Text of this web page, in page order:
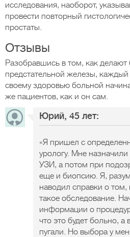
исследования, наоборот,
провести повторный
простаты.
Отзывы
Разобравшись в том, как
предстательной железы,
своему здоровью больной
же пациентов, как и он сам.
Юрий, 45 лет:
«Я пришел с
урологу. Мне
УЗИ, а потом при
еще и биопсию. Я,
наводил справки о том,
такое обследование.
информации о
что это будет больно,
пугали. Но выбора у